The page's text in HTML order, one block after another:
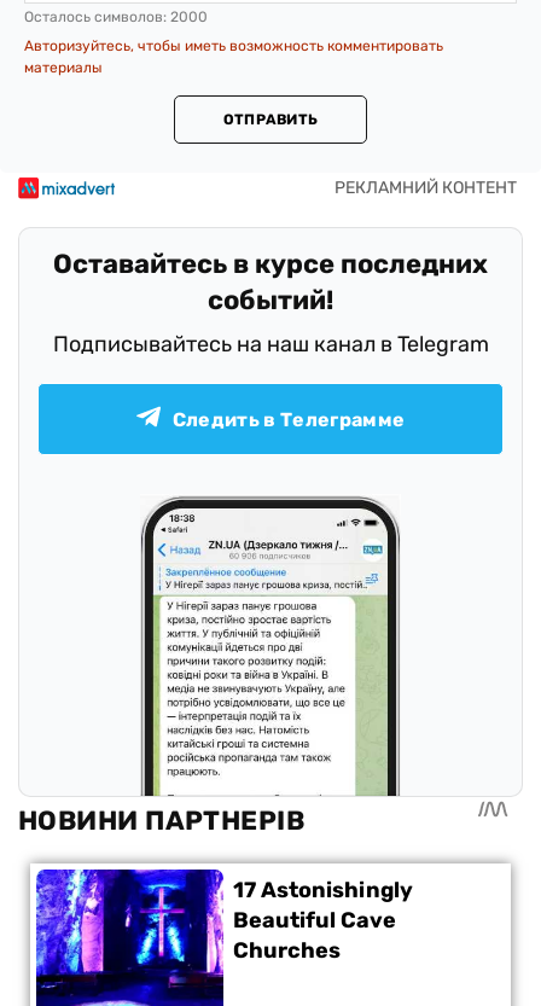
Осталось символов: 2000
Авторизуйтесь, чтобы иметь возможность комментировать
материалы
ОТПРАВИТЬ
Оставайтесь в курсе последних
событий!
Подписывайтесь на наш канал в Telegram
Следить в Телеграмме